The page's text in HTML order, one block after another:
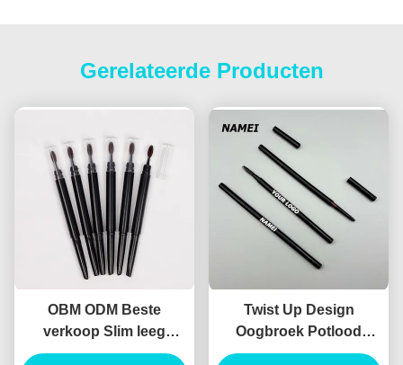
Gerelateerde Producten
OBM ODM Beste
verkoop Slim leeg
wenkbrauwen potlood
Twist Up Design
Oogbroek Potlood
Container ABS